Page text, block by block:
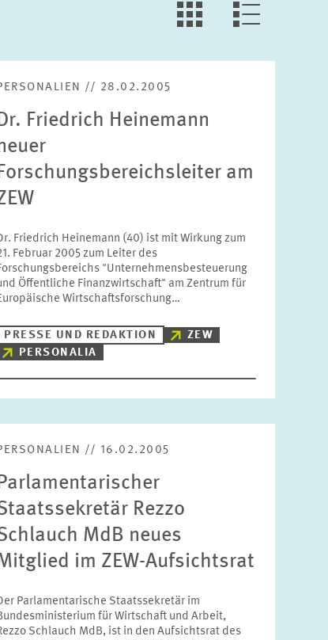
LLL:LIST.OPEN.FILTER
LLL:LIST.VIEW
// 28.02.2005
Dr. Friedrich Heinemann
Forschungsbereichsleiter am
Friedrich Heinemann (40) ist mit Wirkung zum
Februar 2005 zum Leiter des
"Unternehmensbesteuerung
Öffentliche Finanzwirtschaft" am Zentrum für
Wirtschaftsforschung…
PRESSE UND REDAKTION
ZEW
PERSONALIA
// 16.02.2005
Parlamentarischer
Rezzo
MdB neues
im ZEW-Aufsichtsrat
Parlamentarische Staatssekretär im
für Wirtschaft und Arbeit,
Schlauch MdB, ist in den Aufsichtsrat des